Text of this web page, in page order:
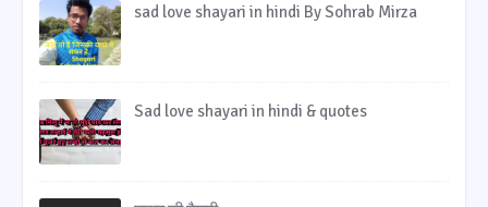
sad love shayari in hindi By Sohrab Mirza
Sad love shayari in hindi & quotes